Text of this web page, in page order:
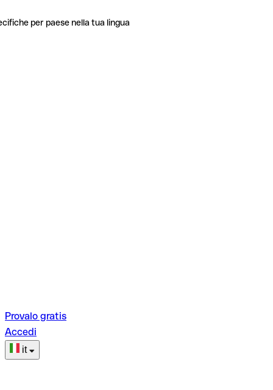
per paese nella tua lingua
Provalo gratis
Accedi
it